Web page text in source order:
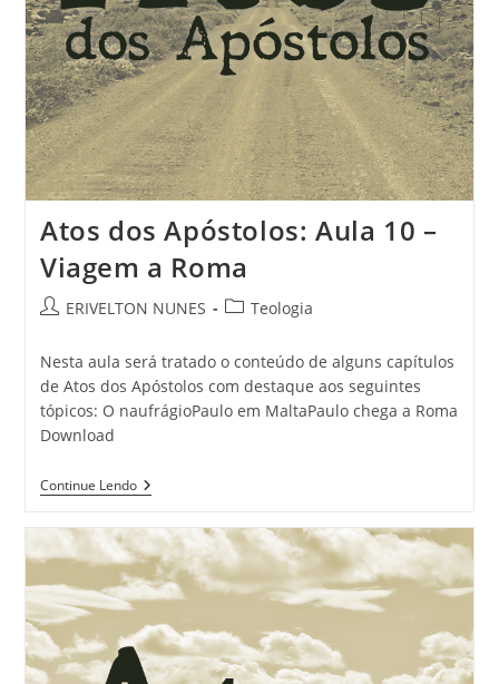
Atos dos Apóstolos: Aula 10 –
Viagem a Roma
ERIVELTON NUNES Teologia
Nesta aula será tratado o conteúdo de alguns capítulos
de Atos dos Apóstolos com destaque aos seguintes
tópicos: O naufrágioPaulo em MaltaPaulo chega a Roma
Download
Continue Lendo